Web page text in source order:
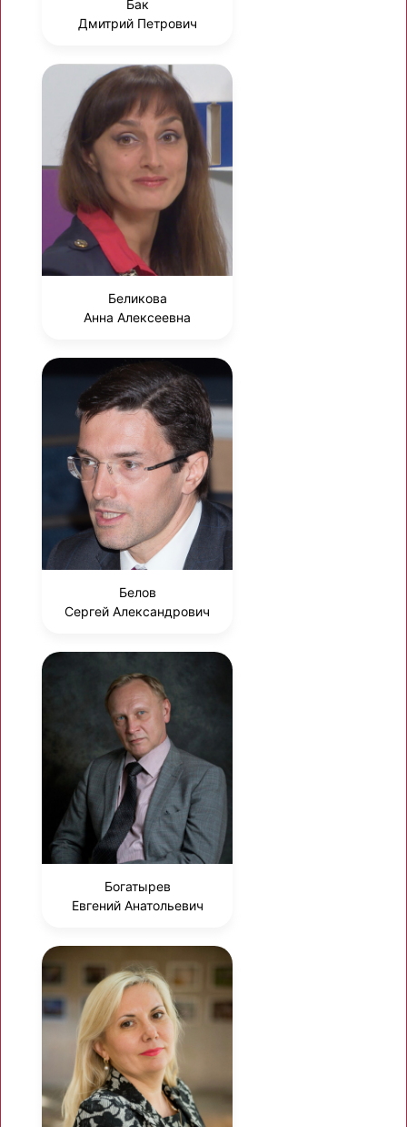
Бак
Дмитрий Петрович
Беликова
Анна Алексеевна
Белов
Сергей Александрович
Богатырев
Евгений Анатольевич